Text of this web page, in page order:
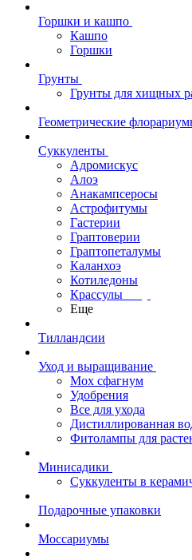
Горшки и кашпо
Кашпо
Горшки
Грунты
Грунты для хищных
Геометрические
Суккуленты
Адромискус
Алоэ
Анакампсеросы
Астрофитумы
Гастерии
Граптоверии
Граптопеталумы
Каланхоэ
Котиледоны
Крассулы
Еще
Тилландсии
Уход и выращивание
Мох сфагнум
Удобрения
Все для ухода
Дистиллированная
Фитолампы для
Минисадики
Суккуленты в
Подарочные упаковки
Моссариумы